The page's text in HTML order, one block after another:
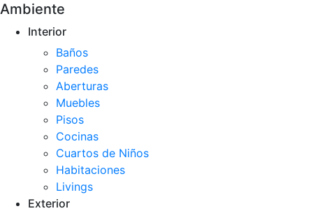
Ambiente
Interior
Baños
Paredes
Aberturas
Muebles
Pisos
Cocinas
Cuartos de Niños
Habitaciones
Livings
Exterior